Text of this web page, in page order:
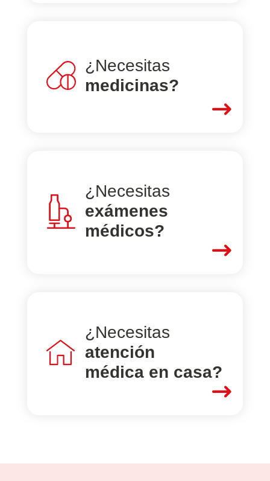
¿Necesitas
medicinas?
$
¿Necesitas
exámenes
médicos?
$
¿Necesitas
atención
médica en casa?
$